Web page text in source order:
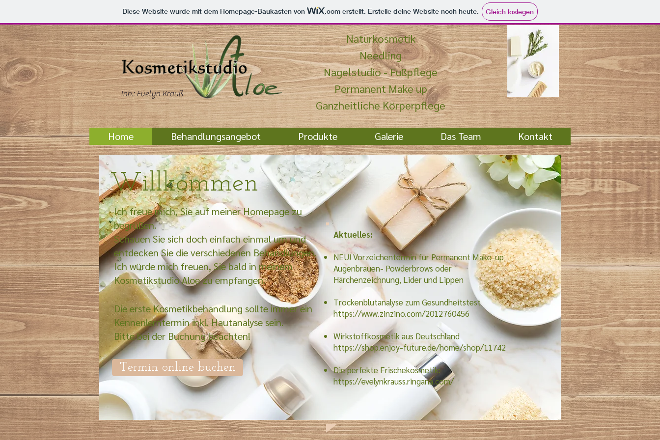
Diese Website wurde mit dem Homepage-Baukasten von .com erstellt. Erstelle deine Website noch heute. Gleich loslegen
Naturkosmetik
Needling
Nagelstudio - Fußpflege
Permanent Make up
Ganzheitliche Körperpflege
Inh.: Evelyn Krauß
Home Behandlungsangebot Produkte Galerie Das Team Kontakt
Willkommen
Ich freue mich, Sie auf meiner Homepage zu
begrüßen.
Schauen Sie sich doch einfach einmal um und
entdecken Sie die verschiedenen Behandlungen.
Ich würde mich freuen, Sie bald in meinem
Kosmetikstudio Aloe zu empfangen.
Die erste Kosmetikbehandlung sollte immer ein
Kennenlerntermin inkl. Hautanalyse sein.
Bitte bei der Buchung beachten!​
Termin online buchen
Aktuelles:​​
NEU! Vorzeichentermin für Permanent Make-up
Augenbrauen- Powderbrows oder
Härchenzeichnung, Lider und Lippen
Trockenblutanalyse zum Gesundheitstest
https://www.zinzino.com/2012760456
Wirkstoffkosmetik aus Deutschland
https://shop.enjoy-future.de/home/shop/11742
Die perfekte Frischekosmetik:
https://evelynkrauss.ringana.com/